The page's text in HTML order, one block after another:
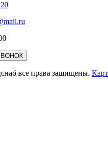
все права защищены.